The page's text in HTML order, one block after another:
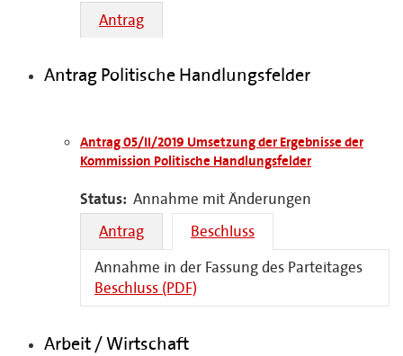
Antrag
Antrag Politische Handlungsfelder
Antrag 05/II/2019 Umsetzung der Ergebnisse der
Kommission Politische Handlungsfelder
Status: Annahme mit Änderungen
Antrag
Beschluss
Annahme in der Fassung des Parteitages
Beschluss (PDF)
Arbeit / Wirtschaft